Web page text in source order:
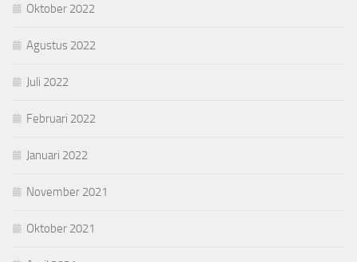
Oktober 2022
Agustus 2022
Juli 2022
Februari 2022
Januari 2022
November 2021
Oktober 2021